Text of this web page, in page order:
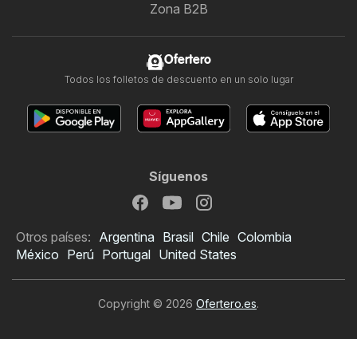
Zona B2B
Ofertero
Todos los folletos de descuento en un solo lugar
Síguenos
Otros países: Argentina Brasil Chile Colombia
México Perú Portugal United States
Copyright © 2026 Ofertero.es.